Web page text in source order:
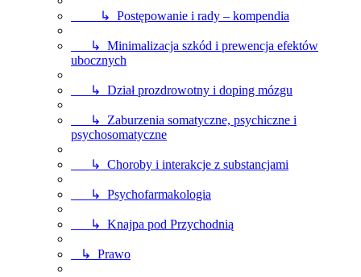
↳ Postępowanie i rady – kompendia
↳ Minimalizacja szkód i prewencja efektów
ubocznych
↳ Dział prozdrowotny i doping mózgu
↳ Zaburzenia somatyczne, psychiczne i
psychosomatyczne
↳ Choroby i interakcje z substancjami
↳ Psychofarmakologia
↳ Knajpa pod Przychodnią
↳ Prawo